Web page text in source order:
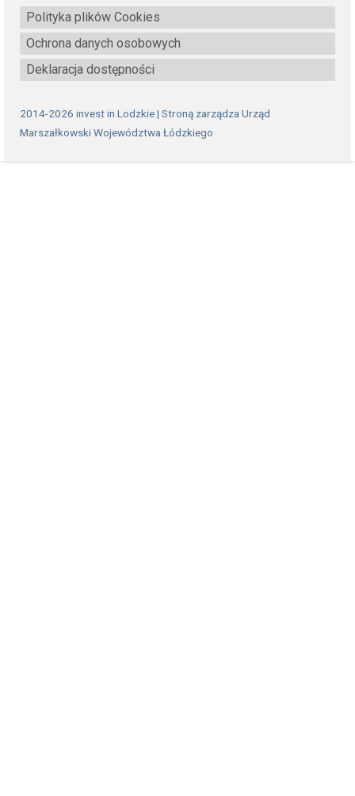
Polityka plików Cookies
Ochrona danych osobowych
Deklaracja dostępności
2014-2026 invest in Lodzkie | Stroną zarządza Urząd
Marszałkowski Województwa Łódzkiego